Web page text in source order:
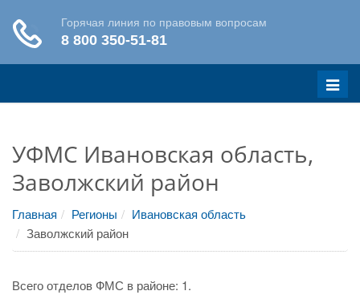
Меню
УФМС Ивановская область,
Заволжский район
Главная Регионы
Ивановская область
Заволжский район
Всего отделов ФМС в районе: 1.